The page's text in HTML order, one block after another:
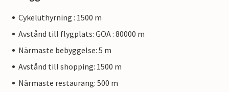
Cykeluthyrning : 1500 m
Avstånd till flygplats: GOA : 80000 m
Närmaste bebyggelse: 5 m
Avstånd till shopping: 1500 m
Närmaste restaurang: 500 m